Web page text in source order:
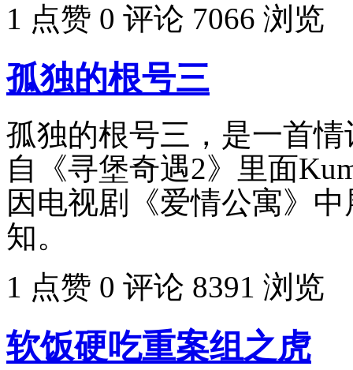
1 点赞 0 评论 7066 浏览
孤独的根号三
孤独的根号三，是一首
自《寻堡奇遇2》里面
因电视剧《爱情公寓》
知。
1 点赞 0 评论 8391 浏览
软饭硬吃重案组之虎